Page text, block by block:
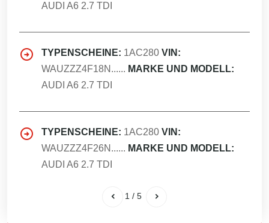
AUDI A6 2.7 TDI
TYPENSCHEINE: 1AC280 VIN:
WAUZZZ4F18N...... MARKE UND MODELL:
AUDI A6 2.7 TDI
TYPENSCHEINE: 1AC280 VIN:
WAUZZZ4F26N...... MARKE UND MODELL:
AUDI A6 2.7 TDI
1 / 5